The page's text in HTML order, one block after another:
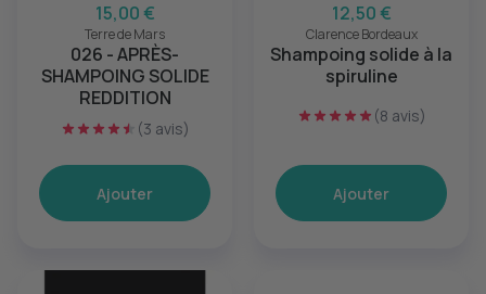
15,00 €
Terre de Mars
026 - APRÈS-
SHAMPOING SOLIDE
REDDITION
(3 avis)
Ajouter
12,50 €
Clarence Bordeaux
Shampoing solide à la
spiruline
(8 avis)
Ajouter